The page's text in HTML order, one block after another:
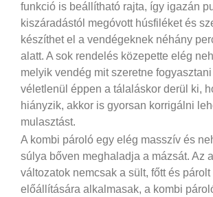
funkció is beállítható rajta, így igazán
kiszáradástól megóvott húsfiléket és
készíthet el a vendégeknek néhány
alatt. A sok rendelés közepette elég
melyik vendég mit szeretne
véletlenül éppen a tálaláskor derül ki,
hiányzik, akkor is gyorsan korrigálni
mulasztást.
A kombi pároló egy elég masszív és
súlya bőven meghaladja a mázsát. Az
változatok nemcsak a sült, főtt és
előállítására alkalmasak, a kombi